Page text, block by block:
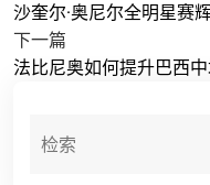
沙奎尔·奥尼尔全明星赛
下一篇
法比尼奥如何提升巴西